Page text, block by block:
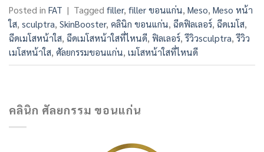
Posted in FAT | Tagged filler, filler ขอนแก่น, Meso, Meso หน้า
ใส, sculptra, SkinBooster, คลินิก ขอนแก่น, ฉีดฟิลเลอร์, ฉีดเมโส,
ฉีดเมโสหน้าใส, ฉีดเมโสหน้าใสที่ไหนดี, ฟิลเลอร์,รีวิวsculptra,รีวิว
เมโสหน้าใส, ศัลยกรรมขอนแก่น, เมโสหน้าใสที่ไหนดี
คลินิก ศัลยกรรม ขอนแก่น